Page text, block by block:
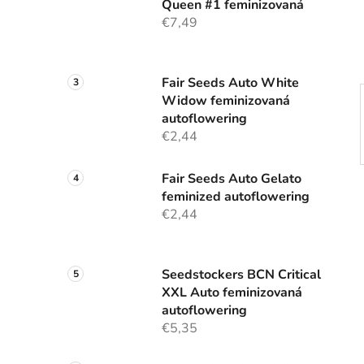
Queen #1 feminizovaná
€7,49
Fair Seeds Auto White
Widow feminizovaná
autoflowering
€2,44
Fair Seeds Auto Gelato
feminized autoflowering
€2,44
Seedstockers BCN Critical
XXL Auto feminizovaná
autoflowering
€5,35